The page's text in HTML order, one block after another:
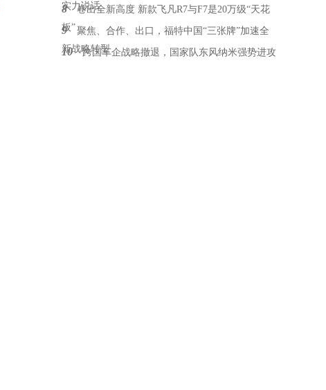
实力说话
8
卷出全新高度 新款飞凡R7与F7是20万级“天花
板”
9
聚焦、合作、出口，福特中国“三张牌”加速全
新战略转型
10 跨国车企战略撤退，国家队东风纳米强势进攻